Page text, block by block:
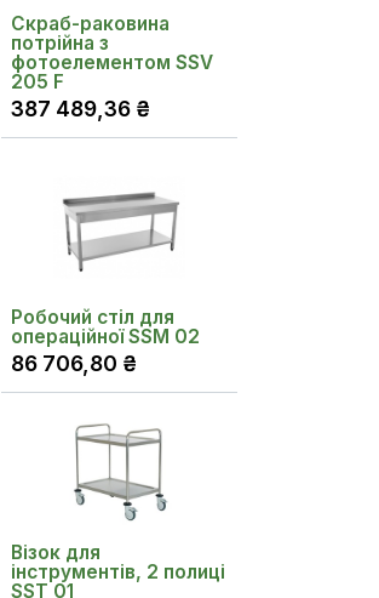
Скраб-раковина
потрійна з
фотоелементом SSV
205 F
387 489,36 ₴
Робочий стіл для
операційної SSM 02
86 706,80 ₴
Візок для
інструментів, 2 полиці
SST 01